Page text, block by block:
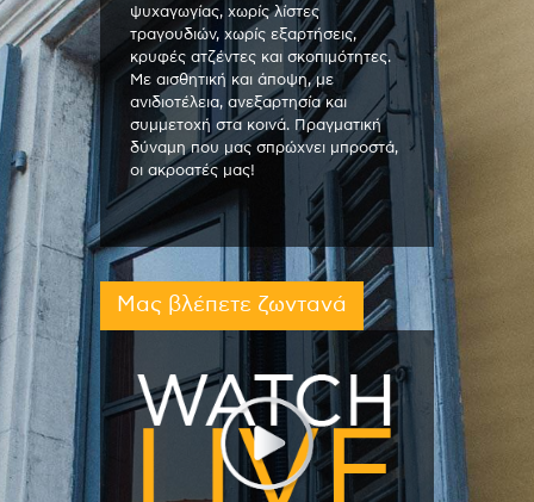
ψυχαγωγίας, χωρίς λίστες
τραγουδιών, χωρίς εξαρτήσεις,
κρυφές ατζέντες και σκοπιμότητες.
Με αισθητική και άποψη, με
ανιδιοτέλεια, ανεξαρτησία και
συμμετοχή στα κοινά. Πραγματική
δύναμη που μας σπρώχνει μπροστά,
οι ακροατές μας!
Μας βλέπετε ζωντανά